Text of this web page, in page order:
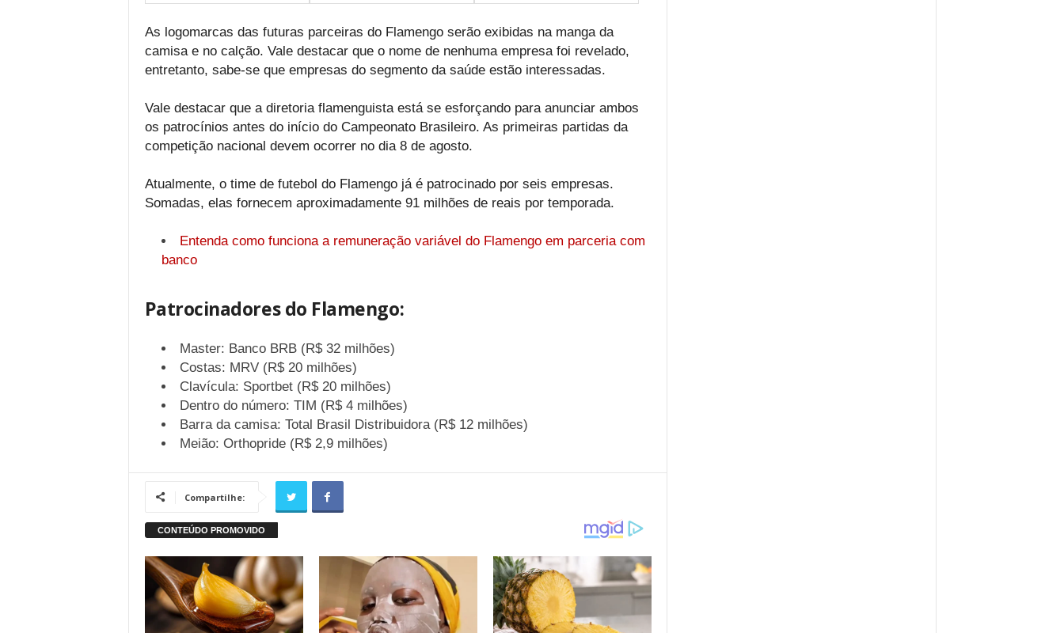
As logomarcas das futuras parceiras do Flamengo serão exibidas na manga da
camisa e no calção. Vale destacar que o nome de nenhuma empresa foi revelado,
entretanto, sabe-se que empresas do segmento da saúde estão interessadas.
Vale destacar que a diretoria flamenguista está se esforçando para anunciar ambos
os patrocínios antes do início do Campeonato Brasileiro. As primeiras partidas da
competição nacional devem ocorrer no dia 8 de agosto.
Atualmente, o time de futebol do Flamengo já é patrocinado por seis empresas.
Somadas, elas fornecem aproximadamente 91 milhões de reais por temporada.
Entenda como funciona a remuneração variável do Flamengo em parceria com
banco
Patrocinadores do Flamengo:
Master: Banco BRB (R$ 32 milhões)
Costas: MRV (R$ 20 milhões)
Clavícula: Sportbet (R$ 20 milhões)
Dentro do número: TIM (R$ 4 milhões)
Barra da camisa: Total Brasil Distribuidora (R$ 12 milhões)
Meião: Orthopride (R$ 2,9 milhões)
Compartilhe: